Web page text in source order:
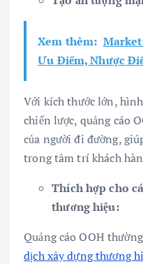
Xem thêm:
Ưu Điểm, Nhược
Với kích thước lớn,
chiến lược, quảng cáo
của người đi đường,
trong tâm trí khách
Thích hợp cho
thương hiệu:
Quảng cáo OOH
dịch xây dựng thương